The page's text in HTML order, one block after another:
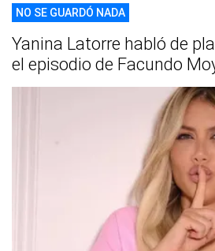
NO SE GUARDÓ NADA
Yanina Latorre habló de
el episodio de Facundo